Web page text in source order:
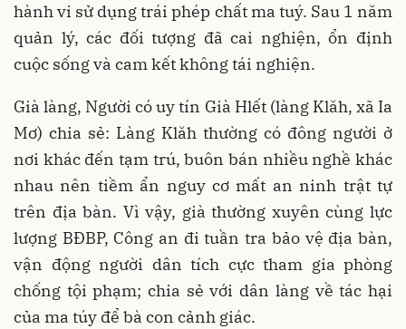
hành vi sử dụng trái phép chất ma tuý. Sau 1 năm
quản lý, các đối tượng đã cai nghiện, ổn định
cuộc sống và cam kết không tái nghiện.
Già làng, Người có uy tín Già Hlết (làng Klăh, xã Ia
Mơ) chia sẻ: Làng Klăh thường có đông người ở
nơi khác đến tạm trú, buôn bán nhiều nghề khác
nhau nên tiềm ẩn nguy cơ mất an ninh trật tự
trên địa bàn. Vì vậy, già thường xuyên cùng lực
lượng BĐBP, Công an đi tuần tra bảo vệ địa bàn,
vận động người dân tích cực tham gia phòng
chống tội phạm; chia sẻ với dân làng về tác hại
của ma túy để bà con cảnh giác.